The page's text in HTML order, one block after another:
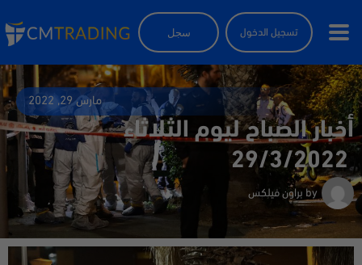
تسجيل الدخول سجل
مارس 29, 2022
أخبار الصباح ليوم الثلاثاء
29/3/2022
by براون فيلكس